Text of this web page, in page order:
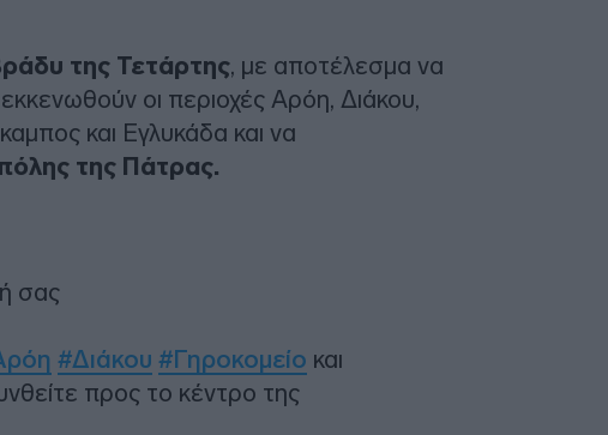
της Τετάρτης, με αποτέλεσμα να
οι περιοχές Αρόη, Διάκου,
και Εγλυκάδα και να
της Πάτρας.
σας
#Διάκου #Γηροκομείο και
προς το κέντρο της